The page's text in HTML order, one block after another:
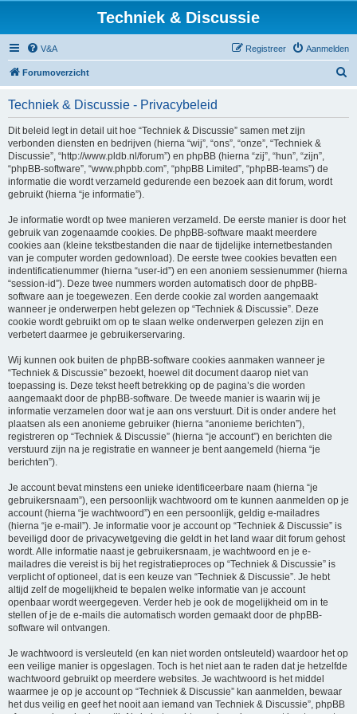
Techniek & Discussie
V&A Aanmelden
Registreer
Forumoverzicht
Techniek & Discussie - Privacybeleid
Dit beleid legt in detail uit hoe “Techniek & Discussie” samen met zijn
verbonden diensten en bedrijven (hierna “wij”, “ons”, “onze”, “Techniek &
Discussie”, “http://www.pldb.nl/forum”) en phpBB (hierna “zij”, “hun”, “zijn”,
“phpBB-software”, “www.phpbb.com”, “phpBB Limited”, “phpBB-teams”) de
informatie die wordt verzameld gedurende een bezoek aan dit forum, wordt
gebruikt (hierna “je informatie”).
Je informatie wordt op twee manieren verzameld. De eerste manier is door het
gebruik van zogenaamde cookies. De phpBB-software maakt meerdere
cookies aan (kleine tekstbestanden die naar de tijdelijke internetbestanden
van je computer worden gedownload). De eerste twee cookies bevatten een
indentificatienummer (hierna “user-id”) en een anoniem sessienummer (hierna
“session-id”). Deze twee nummers worden automatisch door de phpBB-
software aan je toegewezen. Een derde cookie zal worden aangemaakt
wanneer je onderwerpen hebt gelezen op “Techniek & Discussie”. Deze
cookie wordt gebruikt om op te slaan welke onderwerpen gelezen zijn en
verbetert daarmee je gebruikerservaring.
Wij kunnen ook buiten de phpBB-software cookies aanmaken wanneer je
“Techniek & Discussie” bezoekt, hoewel dit document daarop niet van
toepassing is. Deze tekst heeft betrekking op de pagina’s die worden
aangemaakt door de phpBB-software. De tweede manier is waarin wij je
informatie verzamelen door wat je aan ons verstuurt. Dit is onder andere het
plaatsen als een anonieme gebruiker (hierna “anonieme berichten”),
registreren op “Techniek & Discussie” (hierna “je account”) en berichten die
verstuurd zijn na je registratie en wanneer je bent aangemeld (hierna “je
berichten”).
Je account bevat minstens een unieke identificeerbare naam (hierna “je
gebruikersnaam”), een persoonlijk wachtwoord om te kunnen aanmelden op je
account (hierna “je wachtwoord”) en een persoonlijk, geldig e-mailadres
(hierna “je e-mail”). Je informatie voor je account op “Techniek & Discussie” is
beveiligd door de privacywetgeving die geldt in het land waar dit forum gehost
wordt. Alle informatie naast je gebruikersnaam, je wachtwoord en je e-
mailadres die vereist is bij het registratieproces op “Techniek & Discussie” is
verplicht of optioneel, dat is een keuze van “Techniek & Discussie”. Je hebt
altijd zelf de mogelijkheid te bepalen welke informatie van je account
openbaar wordt weergegeven. Verder heb je ook de mogelijkheid om in te
stellen of je de e-mails die automatisch worden gemaakt door de phpBB-
software wil ontvangen.
Je wachtwoord is versleuteld (en kan niet worden ontsleuteld) waardoor het op
een veilige manier is opgeslagen. Toch is het niet aan te raden dat je hetzelfde
wachtwoord gebruikt op meerdere websites. Je wachtwoord is het middel
waarmee je op je account op “Techniek & Discussie” kan aanmelden, bewaar
het dus veilig en geef het nooit aan iemand van Techniek & Discussie”, phpBB